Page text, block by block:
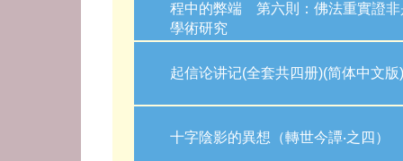
程中的弊端 第六則：佛法重實證非
學術研究
起信论讲记(全套共四册)(简体中文版)
十字陰影的異想（轉世今譚‧之四）